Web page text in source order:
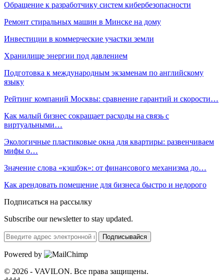
Обращение к разработчику систем кибербезопасности
Ремонт стиральных машин в Минске на дому
Инвестиции в коммерческие участки земли
Хранилище энергии под давлением
Подготовка к международным экзаменам по английскому
языку
Рейтинг компаний Москвы: сравнение гарантий и скорости…
Как малый бизнес сокращает расходы на связь с
виртуальными…
Экологичные пластиковые окна для квартиры: развенчиваем
мифы о…
Значение слова «кэшбэк»: от финансового механизма до…
Как арендовать помещение для бизнеса быстро и недорого
Подписаться на рассылку
Subscribe our newsletter to stay updated.
Подписывайся
Powered by
© 2026 - VAVILON. Все права защищены.